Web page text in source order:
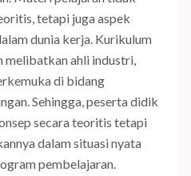
tetapi juga aspek
dunia kerja. Kurikulum
melibatkan ahli industri,
di bidang
Sehingga, peserta didik
secara teoritis tetapi
dalam situasi nyata
pembelajaran.